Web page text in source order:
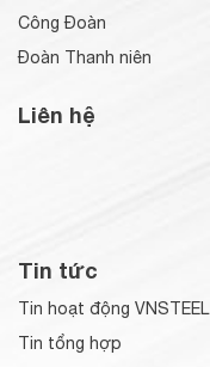
Công Đoàn
Đoàn Thanh niên
Liên hệ
Tin tức
Tin hoạt động VNSTEEL
Tin tổng hợp